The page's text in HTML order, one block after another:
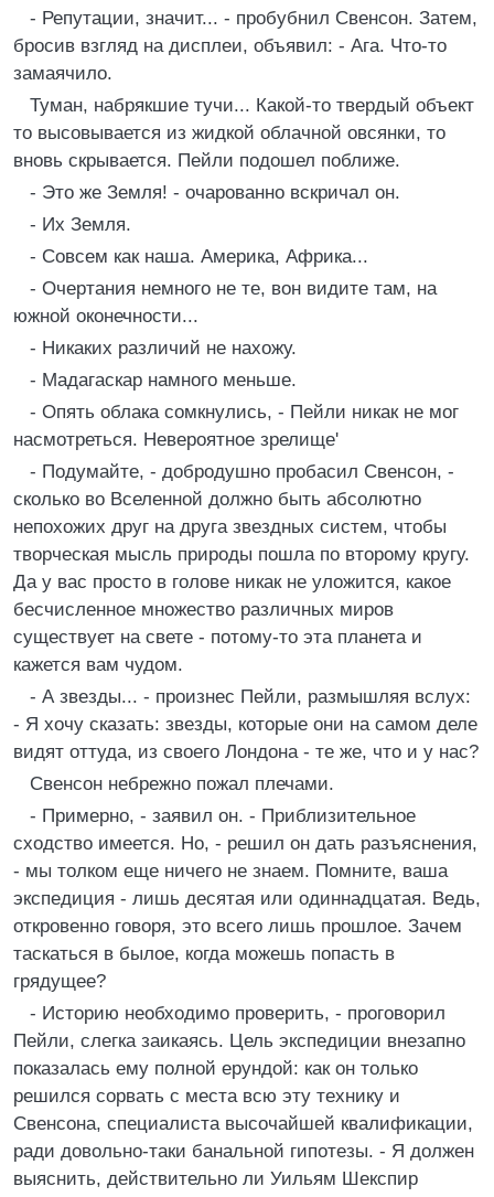
- Репутации, значит... - пробубнил Свенсон. Затем,
бросив взгляд на дисплеи, объявил: - Ага. Что-то
замаячило.
Туман, набрякшие тучи... Какой-то твердый объект
то высовывается из жидкой облачной овсянки, то
вновь скрывается. Пейли подошел поближе.
- Это же Земля! - очарованно вскричал он.
- Их Земля.
- Совсем как наша. Америка, Африка...
- Очертания немного не те, вон видите там, на
южной оконечности...
- Никаких различий не нахожу.
- Мадагаскар намного меньше.
- Опять облака сомкнулись, - Пейли никак не мог
насмотреться. Невероятное зрелище'
- Подумайте, - добродушно пробасил Свенсон, -
сколько во Вселенной должно быть абсолютно
непохожих друг на друга звездных систем, чтобы
творческая мысль природы пошла по второму кругу.
Да у вас просто в голове никак не уложится, какое
бесчисленное множество различных миров
существует на свете - потому-то эта планета и
кажется вам чудом.
- А звезды... - произнес Пейли, размышляя вслух:
- Я хочу сказать: звезды, которые они на самом деле
видят оттуда, из своего Лондона - те же, что и у нас?
Свенсон небрежно пожал плечами.
- Примерно, - заявил он. - Приблизительное
сходство имеется. Но, - решил он дать разъяснения,
- мы толком еще ничего не знаем. Помните, ваша
экспедиция - лишь десятая или одиннадцатая. Ведь,
откровенно говоря, это всего лишь прошлое. Зачем
таскаться в былое, когда можешь попасть в
грядущее?
- Историю необходимо проверить, - проговорил
Пейли, слегка заикаясь. Цель экспедиции внезапно
показалась ему полной ерундой: как он только
решился сорвать с места всю эту технику и
Свенсона, специалиста высочайшей квалификации,
ради довольно-таки банальной гипотезы. - Я должен
выяснить, действительно ли Уильям Шекспир